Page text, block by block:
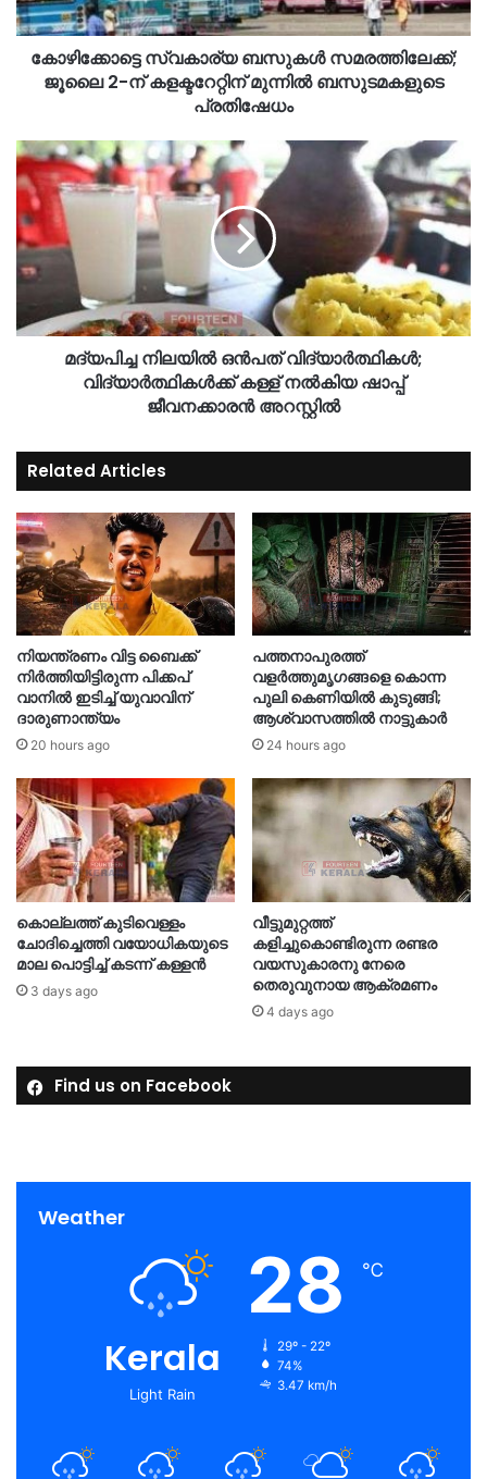
കോഴിക്കോട്ടെ സ്വകാര്യ ബസുകൾ സമരത്തിലേക്ക്;
ജൂലൈ 2-ന് കളക്ടറേറ്റിന് മുന്നിൽ ബസുടമകളുടെ
പ്രതിഷേധം
മദ്യപിച്ച നിലയിൽ ഒൻപത് വിദ്യാർത്ഥികൾ;
വിദ്യാർത്ഥികൾക്ക് കള്ള് നൽകിയ ഷാപ്പ്
ജീവനക്കാരൻ അറസ്റ്റിൽ
Related Articles
നിയന്ത്രണം വിട്ട ബൈക്ക്
നിർത്തിയിട്ടിരുന്ന പിക്കപ്
വാനിൽ ഇടിച്ച് യുവാവിന്
ദാരുണാന്ത്യം
20 hours ago
പത്തനാപുരത്ത്
വളർത്തുമൃഗങ്ങളെ കൊന്ന
പുലി കെണിയിൽ കുടുങ്ങി;
ആശ്വാസത്തിൽ നാട്ടുകാർ
24 hours ago
കൊല്ലത്ത് കുടിവെള്ളം
ചോദിച്ചെത്തി വയോധികയുടെ
മാല പൊട്ടിച്ച് കടന്ന് കള്ളൻ
3 days ago
വീട്ടുമുറ്റത്ത്
കളിച്ചുകൊണ്ടിരുന്ന രണ്ടര
വയസുകാരനു നേരെ
തെരുവുനായ ആക്രമണം
4 days ago
Find us on Facebook
Weather
Kerala
Light Rain
28 ℃
29º - 22º
74%
3.47 km/h